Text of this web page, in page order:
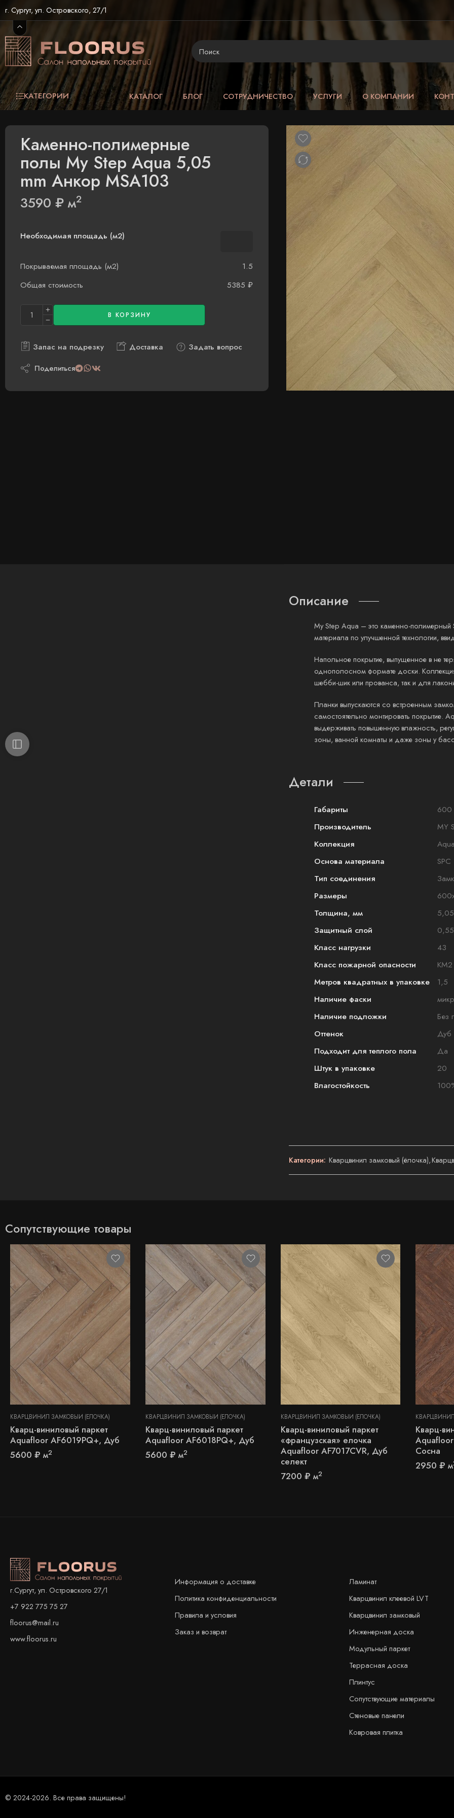
г. Сургут, ул. Островского, 27/1
КАТЕГОРИИ КАТАЛОГ БЛОГ СОТРУДНИЧЕСТВО УСЛУГИ О КОМПАНИИ
Каменно-полимерные
полы My Step Aqua 5,05
mm Анкор MSA103
3590 ₽ м2
Необходимая площадь (м2)
Покрываемая площадь (м2)
1.5
Общая стоимость
5385 ₽
В КОРЗИНУ
Запас на подрезку Доставка Задать вопрос
Поделиться
Описание
My Step Aqua – это каменно-полимерный
материала по улучшенной технологии,
Напольное покрытие, выпущенное в не
однополосном формате доски.
шебби-шик или прованса, так и для
Планки выпускаются со встроенным
самостоятельно монтировать покрытие.
выдерживать повышенную влажность,
зоны, ванной комнаты и даже зоны у
Детали
Габариты
Производитель
MY
Коллекция
Основа материала
SPC
Тип соединения
Размеры
Толщина, мм
5,05
Защитный слой
0,55
Класс нагрузки
43
Класс пожарной опасности
КМ2
Метров квадратных в упаковке
1,5
Наличие фаски
Наличие подложки
Без
Оттенок
Дуб
Подходит для теплого пола
Да
Штук в упаковке
20
Влагостойкость
Категории: Кварцвинил замковый (ёлочка),
Сопутствующие товары
КВАРЦВИНИЛ ЗАМКОВЫЙ (ЁЛОЧКА)
Кварц-виниловый паркет
Aquafloor AF6019PQ+, Дуб
5600 ₽ м2
КВАРЦВИНИЛ ЗАМКОВЫЙ (ЁЛОЧКА)
Кварц-виниловый паркет
Aquafloor AF6018PQ+, Дуб
5600 ₽ м2
КВАРЦВИНИЛ ЗАМКОВЫЙ (ЁЛОЧКА)
Кварц-виниловый паркет
«французская» елочка
Aquafloor AF7017CVR, Дуб
селект
7200 ₽ м2
Кварц-
Сосна
2950₽ м
г.Сургут, ул. Островского 27/1
+7 922 775 75 27
floorus@mail.ru
www.floorus.ru
Информация о доставке
Политика конфиденциальности
Правила и условия
Заказ и возврат
Ламинат
Кварцвинил клеевой LVT
Кварцвинил замковый
Инженерная доска
Модульный паркет
Террасная доска
Плинтус
Сопутствующие материалы
Стеновые панели
Ковровая плитка
© 2024-2026. Все права защищены!